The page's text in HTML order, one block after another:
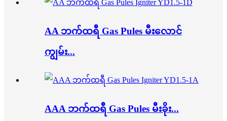
AA ဘက်ထရီ Gas Pules မီးလောင်
ကျွမ်း...
AAA ဘက်ထရီ Gas Pules မီးခိုး...